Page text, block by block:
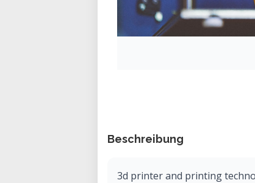
Beschreibung
3d printer and printing